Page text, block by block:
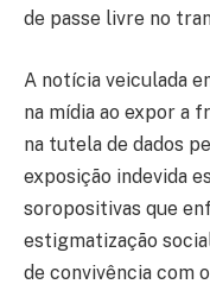
de passe livre no
A notícia veiculada
na mídia ao expor a
na tutela de dados
exposição indevida
soropositivas que
estigmatização
de convivência com